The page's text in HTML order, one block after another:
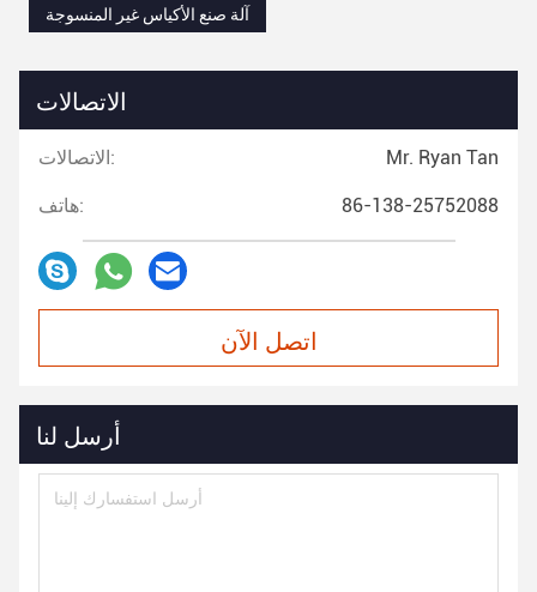
آلة صنع الأكياس غير المنسوجة
الاتصالات
الاتصالات: Mr. Ryan Tan
هاتف: 86-138-25752088
اتصل الآن
أرسل لنا